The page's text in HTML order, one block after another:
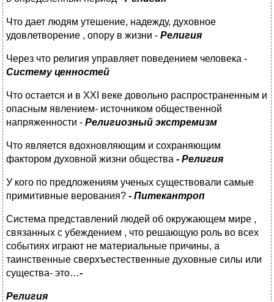
Что дает людям утешение, надежду, духовное
удовлетворение , опору в жизни - Религия
Через что религия управляет поведением человека -
Систему ценностей
Что остается и в XXI веке довольно распространенным и
опасным явлением- источником общественной
напряженности - Религиозный экстремизм
Что является вдохновляющим и сохраняющим
фактором духовной жизни общества - Религия
У кого по предложениям ученых существовали самые
примитивные верования? - Питекантроп
Система представлений людей об окружающем мире ,
связанных с убеждением , что решающую роль во всех
событиях играют не материальные причины, а
таинственные сверхъестественные духовные силы или
существа- это…-
Религия